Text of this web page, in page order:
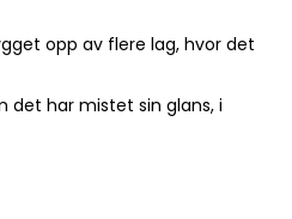
opp av flere lag, hvor det
det har mistet sin glans, i